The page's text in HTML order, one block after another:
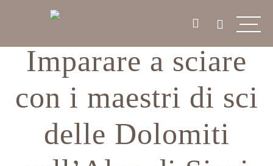
Imparare a sciare
con i maestri di sci
delle Dolomiti